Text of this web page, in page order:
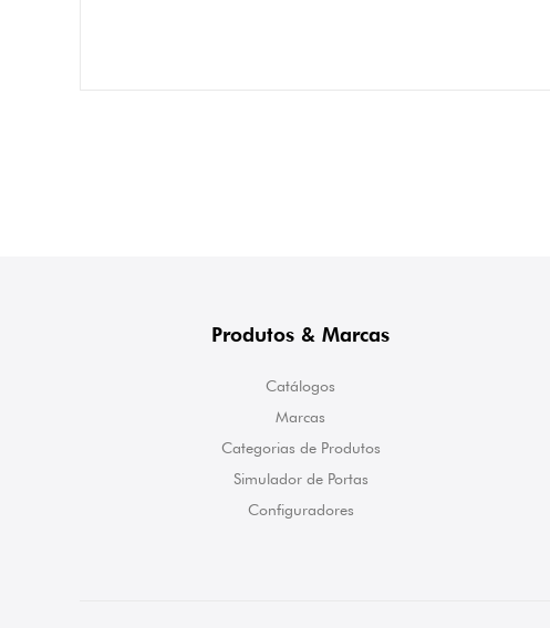
Produtos & Marcas
Catálogos
Marcas
Categorias de Produtos
Simulador de Portas
Configuradores